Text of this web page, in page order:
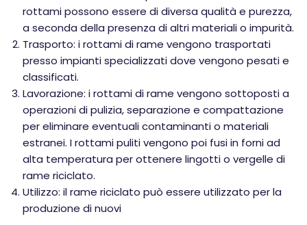
rottami possono essere di diversa qualità e purezza,
a seconda della presenza di altri materiali o impurità.
Trasporto: i rottami di rame vengono trasportati
presso impianti specializzati dove vengono pesati e
classificati.
Lavorazione: i rottami di rame vengono sottoposti a
operazioni di pulizia, separazione e compattazione
per eliminare eventuali contaminanti o materiali
estranei. I rottami puliti vengono poi fusi in forni ad
alta temperatura per ottenere lingotti o vergelle di
rame riciclato.
Utilizzo: il rame riciclato può essere utilizzato per la
produzione di nuovi